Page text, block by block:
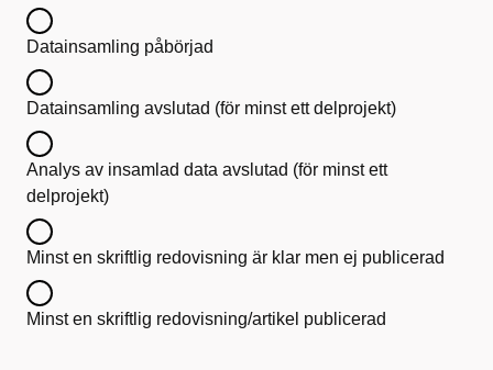
Datainsamling påbörjad
Datainsamling avslutad (för minst ett delprojekt)
Analys av insamlad data avslutad (för minst ett
delprojekt)
Minst en skriftlig redovisning är klar men ej publicerad
Minst en skriftlig redovisning/artikel publicerad